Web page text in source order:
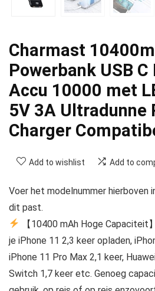
Charmast
Powerbank USB C
Accu 10000 met
5V 3A Ultradunne
Charger
Add to wishlist Add to
Voer het modelnummer hierboven
dit past.
【10400 mAh Hoge Capaciteit
je iPhone 11 2,3 keer opladen,
iPhone 11 Pro Max 2,1 keer,
Switch 1,7 keer etc. Genoeg